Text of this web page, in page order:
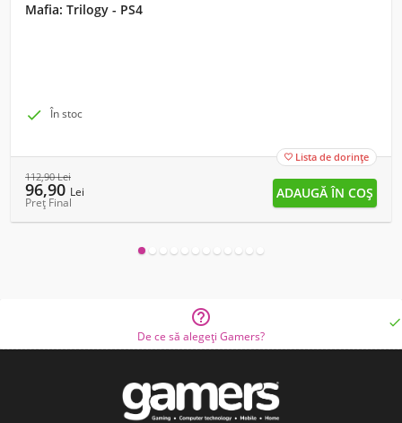
Mafia: Trilogy - PS4
 În stoc
 Lista de dorințe
112,90Lei
96,90 Lei
Preț Final

De ce să alegeți Gamers?
